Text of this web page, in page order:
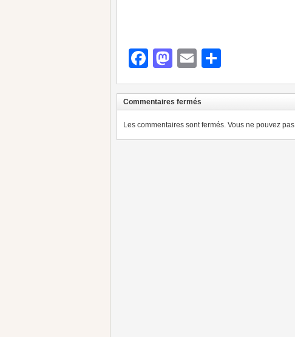
Facebook
Mastodon
Email
Commentaires fermés
Les commentaires sont fermés. Vous ne pouvez